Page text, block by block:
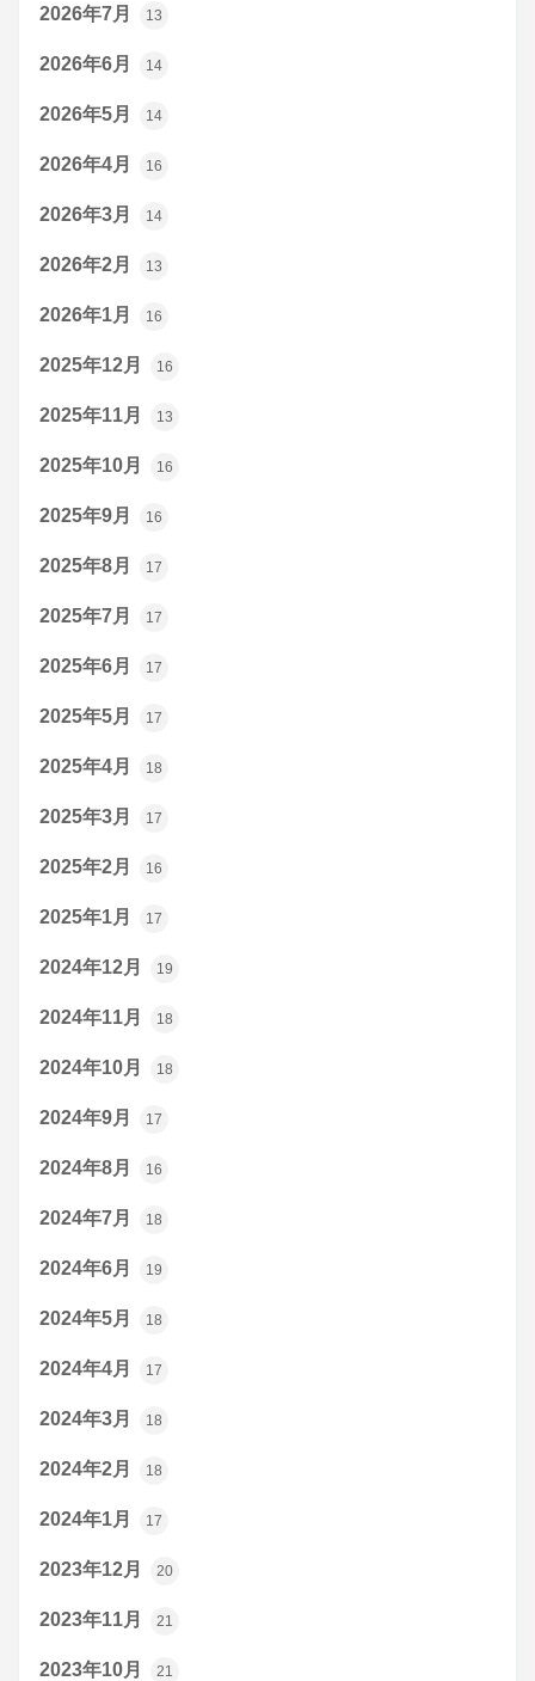
2026年7月 13
2026年6月 14
2026年5月 14
2026年4月 16
2026年3月 14
2026年2月 13
2026年1月 16
2025年12月 16
2025年11月 13
2025年10月 16
2025年9月 16
2025年8月 17
2025年7月 17
2025年6月 17
2025年5月 17
2025年4月 18
2025年3月 17
2025年2月 16
2025年1月 17
2024年12月 19
2024年11月 18
2024年10月 18
2024年9月 17
2024年8月 16
2024年7月 18
2024年6月 19
2024年5月 18
2024年4月 17
2024年3月 18
2024年2月 18
2024年1月 17
2023年12月 20
2023年11月 21
2023年10月 21